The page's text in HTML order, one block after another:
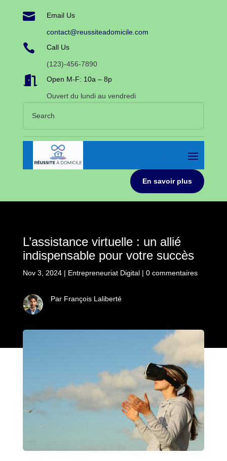
 Email Us
contact@reussiteadomicile.com
 Call Us
(123)-456-7890
 Open M-F: 10a – 8p
Ouvert du lundi au vendredi
En savoir plus
L’assistance virtuelle : un allié
indispensable pour votre succès
Nov 3, 2024| Entrepreneuriat Digital| 0 commentaires
Par François Laliberté